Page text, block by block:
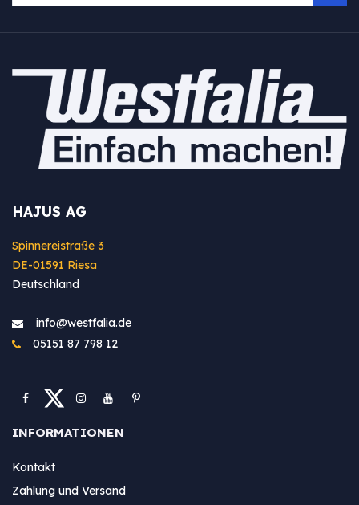
HAJUS AG
Spinnereistraße 3
DE-01591 Riesa
Deutschland
info@westfa​lia.de
05151 87 798 12
INFORMATIONEN
Kontakt
Zahlung und Versand